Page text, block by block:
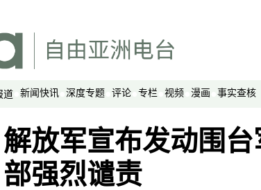
道 新闻快讯 深度专题 评论 专栏 视频 漫画 事实查核
解放军宣布发动围
部强烈谴责